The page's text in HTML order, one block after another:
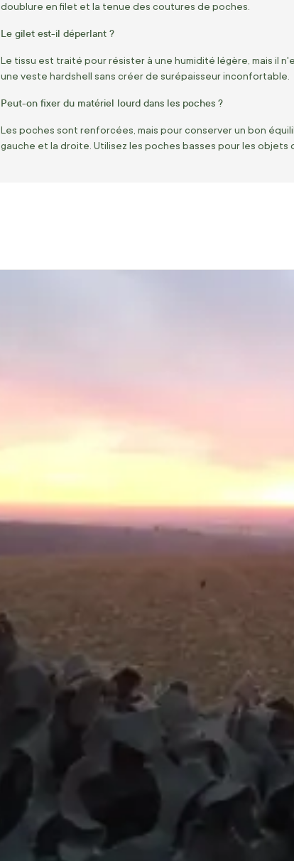
doublure en filet et la tenue des coutures de poches.
Le gilet est-il déperlant ?
Le tissu est traité pour résister à une humidité légère, mais il
une veste hardshell sans créer de surépaisseur inconfortable.
Peut-on fixer du matériel lourd dans les poches ?
Les poches sont renforcées, mais pour conserver un bon
gauche et la droite. Utilisez les poches basses pour les